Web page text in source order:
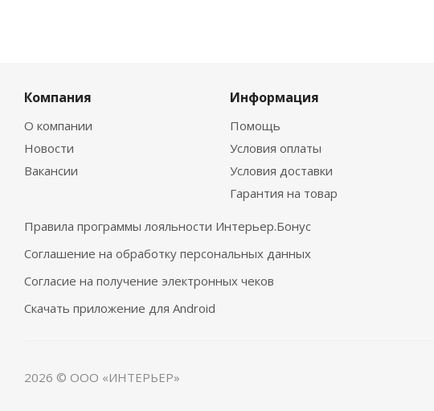
Компания
О компании
Новости
Вакансии
Информация
Помощь
Условия оплаты
Условия доставки
Гарантия на товар
Правила программы лояльности Интерьер.Бонус
Соглашение на обработку персональных данных
Согласие на получение электронных чеков
Скачать приложение для Android
2026 © ООО «ИНТЕРЬЕР»